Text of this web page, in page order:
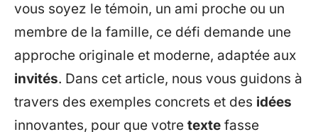
vous soyez le témoin, un ami proche ou un
membre de la famille, ce défi demande une
approche originale et moderne, adaptée aux
invités. Dans cet article, nous vous guidons à
travers des exemples concrets et des idées
innovantes, pour que votre texte fasse